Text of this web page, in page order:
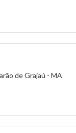
de Grajaú - MA